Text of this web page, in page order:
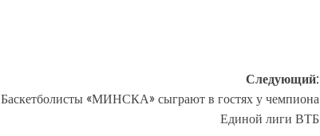
Следующий:
Баскетболисты «МИНСКА» сыграют в гостях у чемпиона
Единой лиги ВТБ